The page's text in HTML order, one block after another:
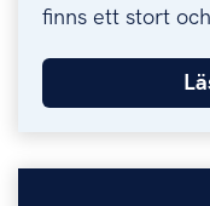
finns ett stort